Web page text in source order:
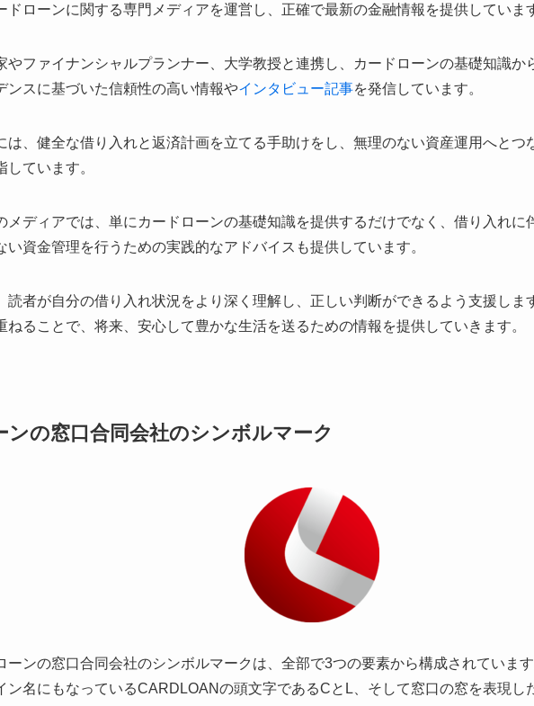
ドローンに関する専門メディアを運営し、正確で最新の金融情報を提供していま
やファイナンシャルプランナー、大学教授と連携し、カードローンの基礎知識か
ンスに基づいた信頼性の高い情報やインタビュー記事を発信しています。
は、健全な借り入れと返済計画を立てる手助けをし、無理のない資産運用へとつ
しています。
メディアでは、単にカードローンの基礎知識を提供するだけでなく、借り入れに
い資金管理を行うための実践的なアドバイスも提供しています。
読者が自分の借り入れ状況をより深く理解し、正しい判断ができるよう支援しま
ねることで、将来、安心して豊かな生活を送るための情報を提供していきます。
ンの窓口合同会社のシンボルマーク
ーンの窓口合同会社のシンボルマークは、全部で3つの要素から構成されていま
ン名にもなっているCARDLOANの頭文字であるCとL、そして窓口の窓を表現し